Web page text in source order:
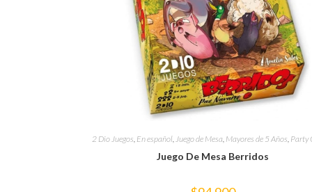
2 Dio Juegos, En español,Juego de Mesa, Mayores de 5 Años, Party
Juego De Mesa Berridos